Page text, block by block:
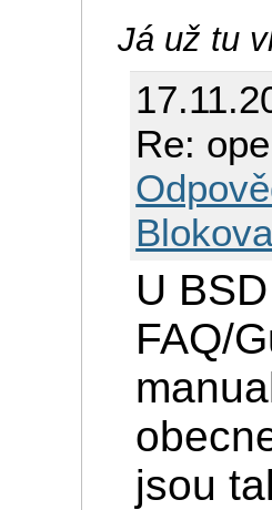
Já už tu
Re:
U
FAQ/
jsou